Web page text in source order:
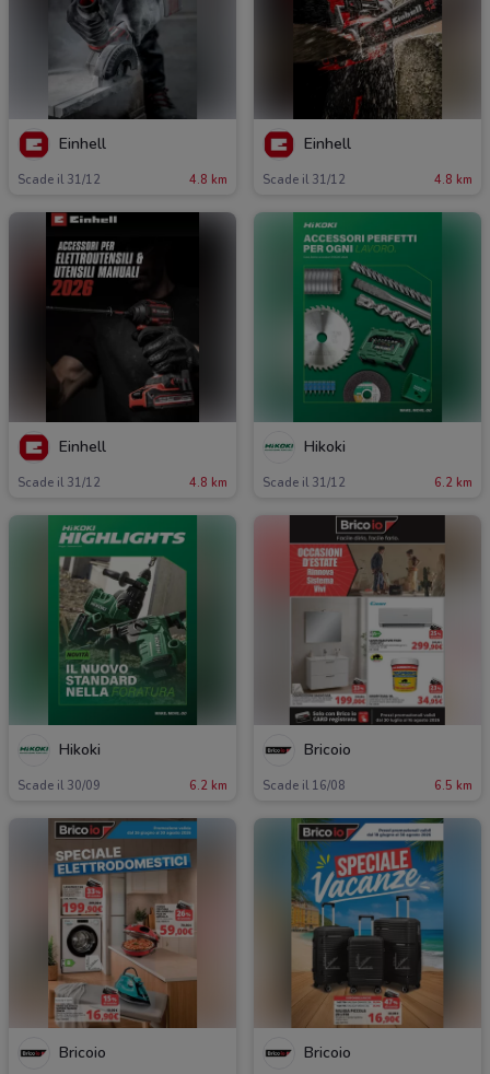
Einhell
Scade il 31/12 4.8 km
Einhell
Scade il 31/12 4.8 km
Einhell
Scade il 31/12 4.8 km
Hikoki
Scade il 31/12 6.2 km
Hikoki
Scade il 30/09 6.2 km
Bricoio
Scade il 16/08 6.5 km
Bricoio Bricoio